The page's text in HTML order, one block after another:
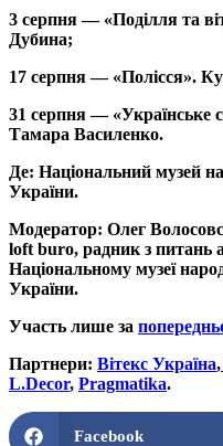
3 серпня — «Поділля та
Дубина;
17 серпня — «Полісся».
31 серпня — «Українське
Тамара Василенко.
Де: Національний музей
України.
Модератор: Олег
loft buro, радник з питань
Національному музеї
України.
Участь лише за
Партнери: Вітекс Україна,
L.Decor, Pragmatika.
Facebook